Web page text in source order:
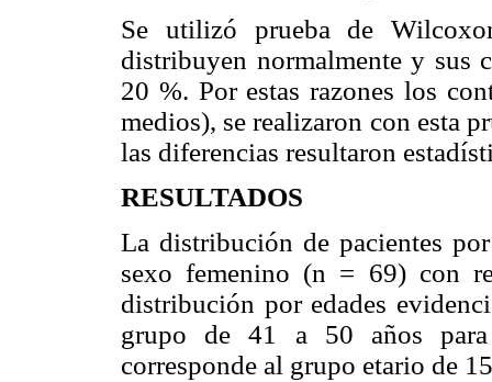
Se utilizó prueba de
distribuyen normalmente y sus
20 %. Por estas razones los
medios), se realizaron con esta
las diferencias resultaron
RESULTADOS
La distribución de pacientes
sexo femenino (n = 69) con
distribución por edades
grupo de 41 a 50 años
corresponde al grupo etario de